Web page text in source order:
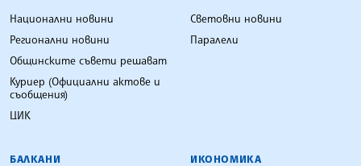
Национални новини
Регионални новини
Общинските съвети решават
Куриер (Официални актове и
съобщения)
ЦИК
Световни новини
Паралели
БАЛКАНИ ИКОНОМИКА